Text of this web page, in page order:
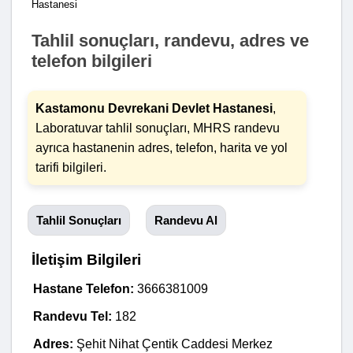
Hastanesi
Tahlil sonuçları, randevu, adres ve
telefon bilgileri
Kastamonu Devrekani Devlet Hastanesi,
Laboratuvar tahlil sonuçları, MHRS randevu
ayrıca hastanenin adres, telefon, harita ve yol
tarifi bilgileri.
Tahlil Sonuçları Randevu Al
İletişim Bilgileri
Hastane Telefon:3666381009
Randevu Tel: 182
Adres: Şehit Nihat Çentik Caddesi Merkez